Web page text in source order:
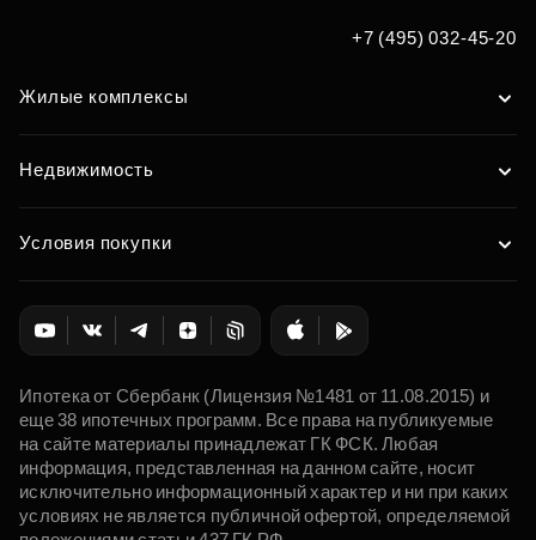
+7 (495) 032-45-20
Жилые комплексы
Недвижимость
Условия покупки
Ипотека от Сбербанк (Лицензия №1481 от 11.08.2015) и
еще 38 ипотечных программ. Все права на публикуемые
на сайте материалы принадлежат ГК ФСК. Любая
информация, представленная на данном сайте, носит
исключительно информационный характер и ни при каких
условиях не является публичной офертой, определяемой